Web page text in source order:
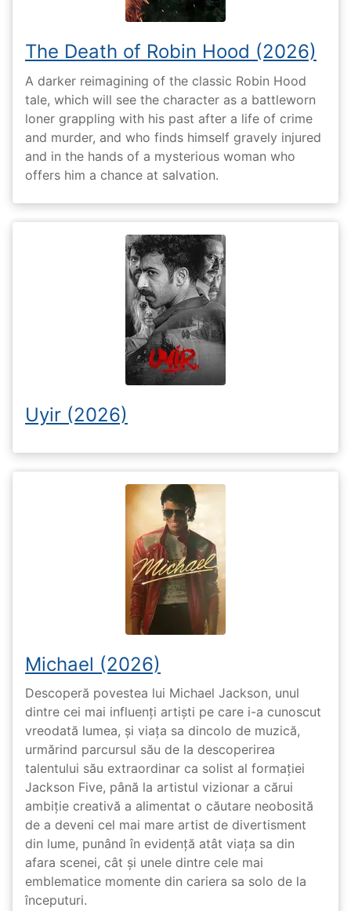
The Death of Robin Hood (2026)
A darker reimagining of the classic Robin Hood
tale, which will see the character as a battleworn
loner grappling with his past after a life of crime
and murder, and who finds himself gravely injured
and in the hands of a mysterious woman who
offers him a chance at salvation.
Uyir (2026)
Michael (2026)
Descoperă povestea lui Michael Jackson, unul
dintre cei mai influenți artiști pe care i-a cunoscut
vreodată lumea, și viața sa dincolo de muzică,
urmărind parcursul său de la descoperirea
talentului său extraordinar ca solist al formației
Jackson Five, până la artistul vizionar a cărui
ambiție creativă a alimentat o căutare neobosită
de a deveni cel mai mare artist de divertisment
din lume, punând în evidență atât viața sa din
afara scenei, cât și unele dintre cele mai
emblematice momente din cariera sa solo de la
începuturi.